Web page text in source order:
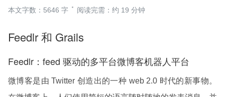
本文字数：5646 字 阅读完需：约 19 分钟
Feedlr 和 Grails
Feedlr：feed 驱动的多平台微博客机器人平台
微博客是由 Twitter 创造出的一种 web 2.0 时代的新事物。